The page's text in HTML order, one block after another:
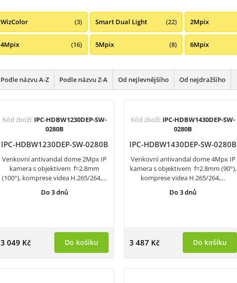
WizColor (3) Smart Dual Light (22) 2Mpix
4Mpix (16) 5Mpix (8) 6Mpix
Podle názvu A-Z Podle názvu Z-A Od nejlevnějšího Od nejdražšího
Kód zboží: IPC-HDBW1230DEP-SW-
0280B
IPC-HDBW1230DEP-SW-0280B
Venkovní antivandal dome 2Mpx IP
kamera s objektivem f=2.8mm
(100°), komprese videa H.265/264,…
Do 3 dnů
3 049 Kč Do košíku
Kód zboží: IPC-HDBW1430DEP-SW-
0280B
IPC-HDBW1430DEP-SW-0280B
Venkovní antivandal dome 4Mpx IP
kamera s objektivem f=2.8mm (90°),
komprese videa H.265/264,…
Do 3 dnů
3 487 Kč Do košíku